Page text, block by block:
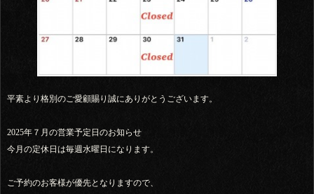
平素より格別のご愛顧賜り誠にありがとうございます。
2025年７月の営業予定日のお知らせ
今月の定休日は毎週水曜日になります。
ご予約のお客様が優先となりますので、